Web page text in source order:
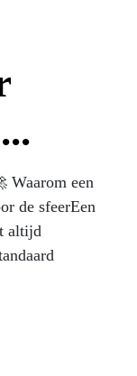
Waarom een
de sfeerEen
altijd